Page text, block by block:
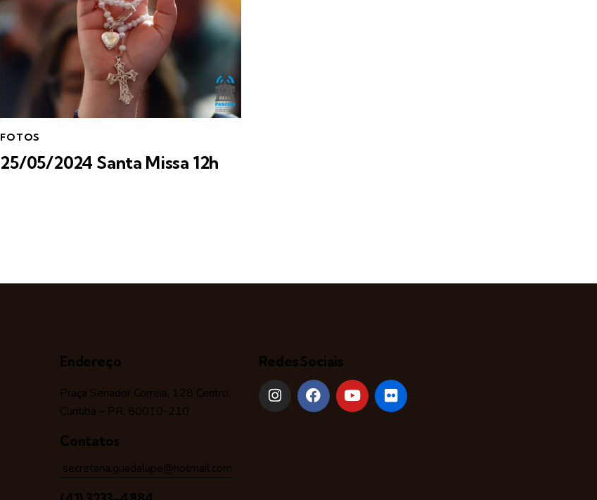
FOTOS
25/05/2024 Santa Missa 12h
Endereço
Praça Senador Correia, 128 Centro,
Curitiba – PR, 80010-210
Contatos
secretaria.guadalupe@hotmail.com
Redes Sociais